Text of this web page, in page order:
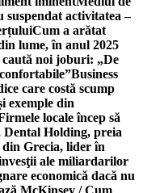
suspendat activitatea –
Cum a arătat
lume, în anul 2025
noi joburi: „De
Business
care costă scump
exemple din
locale încep să
Dental Holding, preia
Grecia, lider în
ale miliardarilor
economică dacă nu